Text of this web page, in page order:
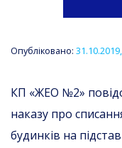
Опубліковано:
КП «ЖЕО №2»
наказу про
будинків на